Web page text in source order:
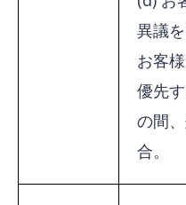
異議
お客
優先
の間
合。